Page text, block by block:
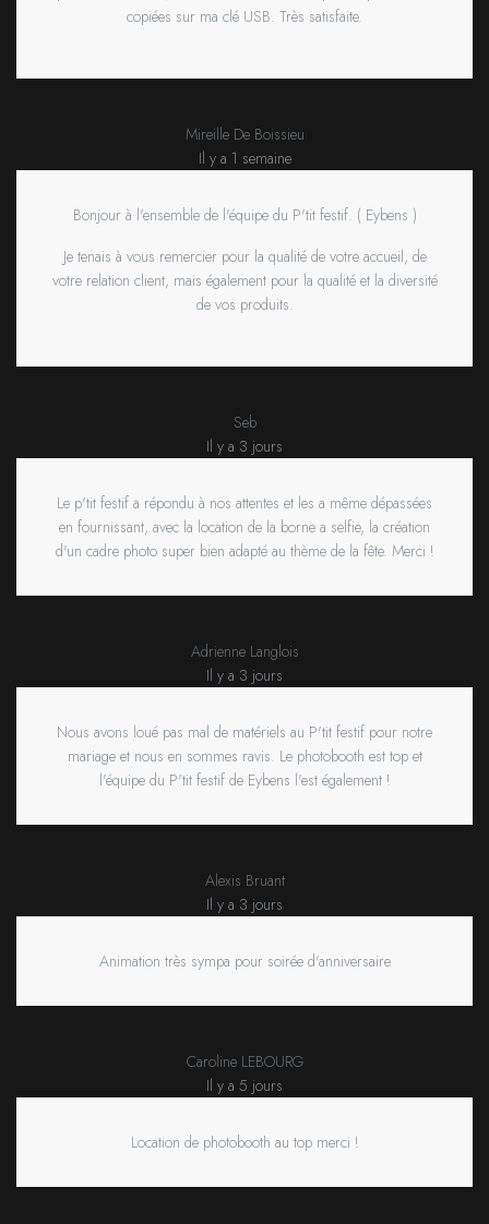
copiées sur ma clé USB. Très satisfaite.
Mireille De Boissieu
Il y a 1 semaine
Bonjour à l'ensemble de l'équipe du P'tit festif. ( Eybens )
Je tenais à vous remercier pour la qualité de votre accueil, de
votre relation client, mais également pour la qualité et la diversité
de vos produits.
Seb
Il y a 3 jours
Le p'tit festif a répondu à nos attentes et les a même dépassées
en fournissant, avec la location de la borne a selfie, la création
d'un cadre photo super bien adapté au thème de la fête. Merci !
Adrienne Langlois
Il y a 3 jours
Nous avons loué pas mal de matériels au P'tit festif pour notre
mariage et nous en sommes ravis. Le photobooth est top et
l'équipe du P'tit festif de Eybens l'est également !
Alexis Bruant
Il y a 3 jours
Animation très sympa pour soirée d'anniversaire
Caroline LEBOURG
Il y a 5 jours
Location de photobooth au top merci !